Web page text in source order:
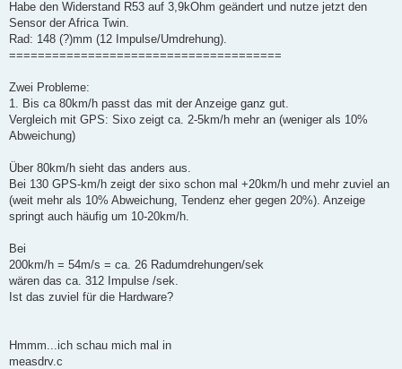
Habe den Widerstand R53 auf 3,9kOhm geändert und nutze jetzt den
Sensor der Africa Twin.
Rad: 148 (?)mm (12 Impulse/Umdrehung).
======================================
Zwei Probleme:
1. Bis ca 80km/h passt das mit der Anzeige ganz gut.
Vergleich mit GPS: Sixo zeigt ca. 2-5km/h mehr an (weniger als 10%
Abweichung)
Über 80km/h sieht das anders aus.
Bei 130 GPS-km/h zeigt der sixo schon mal +20km/h und mehr zuviel an
(weit mehr als 10% Abweichung, Tendenz eher gegen 20%). Anzeige
springt auch häufig um 10-20km/h.
Bei
200km/h = 54m/s = ca. 26 Radumdrehungen/sek
wären das ca. 312 Impulse /sek.
Ist das zuviel für die Hardware?
Hmmm...ich schau mich mal in
measdrv.c